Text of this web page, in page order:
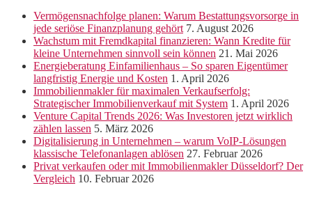
Vermögensnachfolge planen: Warum Bestattungsvorsorge in
jede seriöse Finanzplanung gehört 7. August 2026
Wachstum mit Fremdkapital finanzieren: Wann Kredite für
kleine Unternehmen sinnvoll sein können 21. Mai 2026
Energieberatung Einfamilienhaus – So sparen Eigentümer
langfristig Energie und Kosten 1. April 2026
Immobilienmakler für maximalen Verkaufserfolg:
Strategischer Immobilienverkauf mit System 1. April 2026
Venture Capital Trends 2026: Was Investoren jetzt wirklich
zählen lassen 5. März 2026
Digitalisierung in Unternehmen – warum VoIP-Lösungen
klassische Telefonanlagen ablösen 27. Februar 2026
Privat verkaufen oder mit Immobilienmakler Düsseldorf? Der
Vergleich 10. Februar 2026